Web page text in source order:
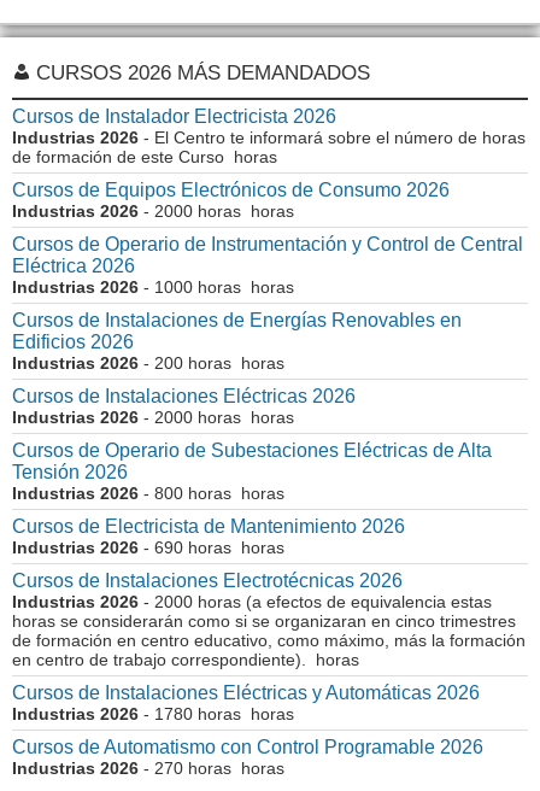
CURSOS 2026 MÁS DEMANDADOS
Cursos de Instalador Electricista 2026
Industrias 2026 - El Centro te informará sobre el número de horas
de formación de este Curso horas
Cursos de Equipos Electrónicos de Consumo 2026
Industrias 2026 - 2000 horas horas
Cursos de Operario de Instrumentación y Control de Central
Eléctrica 2026
Industrias 2026 - 1000 horas horas
Cursos de Instalaciones de Energías Renovables en
Edificios 2026
Industrias 2026 - 200 horas horas
Cursos de Instalaciones Eléctricas 2026
Industrias 2026 - 2000 horas horas
Cursos de Operario de Subestaciones Eléctricas de Alta
Tensión 2026
Industrias 2026 - 800 horas horas
Cursos de Electricista de Mantenimiento 2026
Industrias 2026 - 690 horas horas
Cursos de Instalaciones Electrotécnicas 2026
Industrias 2026 - 2000 horas (a efectos de equivalencia estas
horas se considerarán como si se organizaran en cinco trimestres
de formación en centro educativo, como máximo, más la formación
en centro de trabajo correspondiente). horas
Cursos de Instalaciones Eléctricas y Automáticas 2026
Industrias 2026 - 1780 horas horas
Cursos de Automatismo con Control Programable 2026
Industrias 2026 - 270 horas horas